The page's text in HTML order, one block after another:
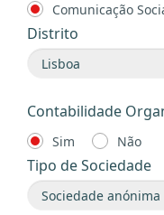
Comunicação
Distrito
Contabilidade
Sim Não
Tipo de Sociedade